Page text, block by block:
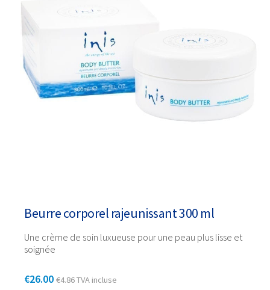
Beurre corporel rajeunissant 300 ml
Une crème de soin luxueuse pour une peau plus lisse et
soignée
€26.00 €4.86TVA incluse